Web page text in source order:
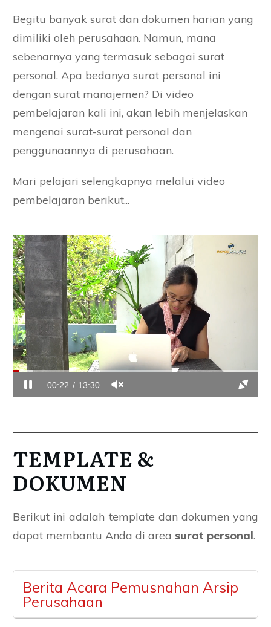
Begitu banyak surat dan dokumen harian yang
dimiliki oleh perusahaan. Namun, mana
sebenarnya yang termasuk sebagai surat
personal. Apa bedanya surat personal ini
dengan surat manajemen? Di video
pembelajaran kali ini, akan lebih menjelaskan
mengenai surat-surat personal dan
penggunaannya di perusahaan.
Mari pelajari selengkapnya melalui video
pembelajaran berikut...
00:22 13:30
TEMPLATE &
DOKUMEN
Berikut ini adalah template dan dokumen yang
dapat membantu Anda di area surat personal.
Berita Acara Pemusnahan Arsip
Perusahaan